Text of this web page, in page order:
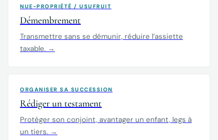
NUE-PROPRIÉTÉ / USUFRUIT
Démembrement
Transmettre sans se démunir, réduire l’assiette
taxable. →
ORGANISER SA SUCCESSION
Rédiger un testament
Protéger son conjoint, avantager un enfant, legs à
un tiers. →